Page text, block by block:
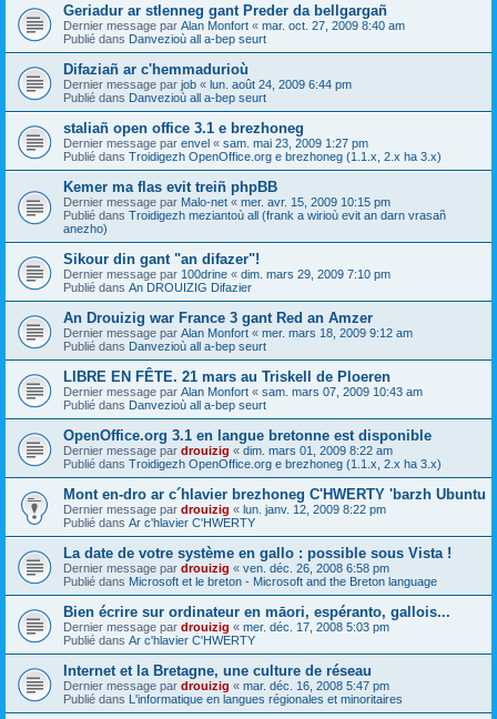
Geriadur ar stlenneg gant Preder da bellgargañ
Dernier message par Alan Monfort « mar. oct. 27, 2009 8:40 am
Publié dans Danvezioù all a-bep seurt
Difaziañ ar c'hemmadurioù
Dernier message par job « lun. août 24, 2009 6:44 pm
Publié dans Danvezioù all a-bep seurt
staliañ open office 3.1 e brezhoneg
Dernier message par envel « sam. mai 23, 2009 1:27 pm
Publié dans Troidigezh OpenOffice.org e brezhoneg (1.1.x, 2.x ha 3.x)
Kemer ma flas evit treiñ phpBB
Dernier message par Malo-net « mer. avr. 15, 2009 10:15 pm
Publié dans Troidigezh meziantoù all (frank a wirioù evit an darn vrasañ
anezho)
Sikour din gant "an difazer"!
Dernier message par 100drine « dim. mars 29, 2009 7:10 pm
Publié dans An DROUIZIG Difazier
An Drouizig war France 3 gant Red an Amzer
Dernier message par Alan Monfort « mer. mars 18, 2009 9:12 am
Publié dans Danvezioù all a-bep seurt
LIBRE EN FÊTE. 21 mars au Triskell de Ploeren
Dernier message par Alan Monfort « sam. mars 07, 2009 10:43 am
Publié dans Danvezioù all a-bep seurt
OpenOffice.org 3.1 en langue bretonne est disponible
Dernier message par drouizig « dim. mars 01, 2009 8:22 am
Publié dans Troidigezh OpenOffice.org e brezhoneg (1.1.x, 2.x ha 3.x)
Mont en-dro ar c´hlavier brezhoneg C'HWERTY 'barzh Ubuntu
Dernier message par drouizig « lun. janv. 12, 2009 8:22 pm
Publié dans Ar c'hlavier C'HWERTY
La date de votre système en gallo : possible sous Vista !
Dernier message par drouizig « ven. déc. 26, 2008 6:58 pm
Publié dans Microsoft et le breton - Microsoft and the Breton language
Bien écrire sur ordinateur en māori, espéranto, gallois...
Dernier message par drouizig « mer. déc. 17, 2008 5:03 pm
Publié dans Ar c'hlavier C'HWERTY
Internet et la Bretagne, une culture de réseau
Dernier message par drouizig « mar. déc. 16, 2008 5:47 pm
Publié dans L'informatique en langues régionales et minoritaires